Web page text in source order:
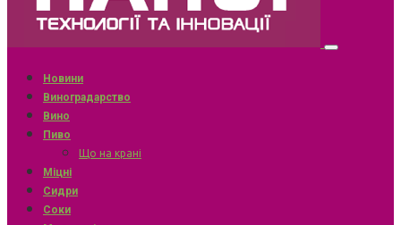
Новини
Виноградарство
Вино
Пиво
Що на крані
Міцні
Сидри
Соки